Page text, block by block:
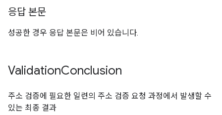
응답 본문
성공한 경우 응답 본문은 비어 있습니다.
ValidationConclusion
주소 검증에 필요한 일련의 주소 검증 요청 과정에서 발생할 수
있는 최종 결과